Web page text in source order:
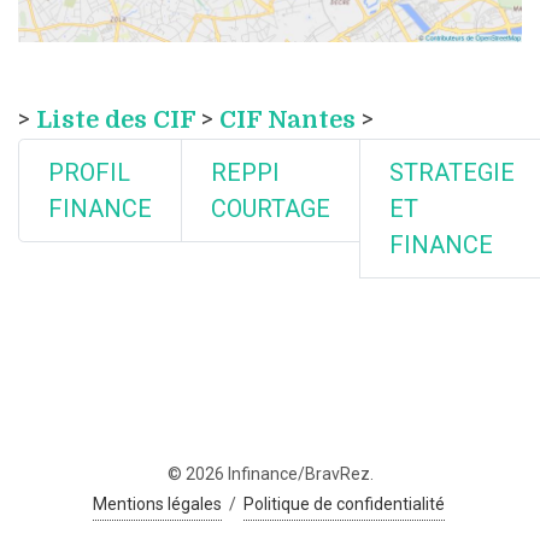
> Liste des CIF > CIF Nantes >
PROFIL
FINANCE
REPPI
COURTAGE
STRATEGIE
ET
FINANCE
© 2026 Infinance/BravRez.
Mentions légales / Politique de confidentialité